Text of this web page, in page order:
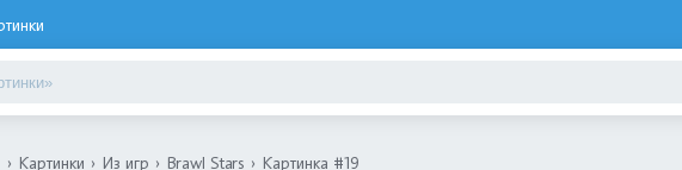
Картинки Из игр Brawl Stars Картинка #19